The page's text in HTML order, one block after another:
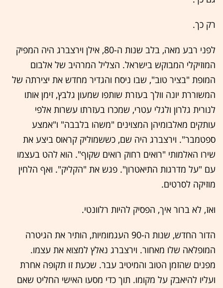
רק כך.
לפני רבע מאה, בלב שנות ה-80, אילן וירצברג היה המפיק
המוזיקלי המבוקש בישראל. הצליל המרהיב של אלבום
המופת "בציר טוב", שבו ניסח והגדיר מחדש את יצירתה של
המשוררת יונה וולך בעזרת שותפו שמעון גלבץ, זימן אותו
לנורית גלרון ולגלי עטרי, שמכרו בעזרתו עשרות אלפי
עותקים מאלבומיהן המצוינים "משהו בלבבה" ו"אמצע
ספטמבר". וירצברג היה שם, כששמוליק קראוס ביצע את
שירו האלמותי "רואים רחוק רואים שקוף". הוא להט בעצמו
עם "על מדרגות התיאטרון". פגש את "הקליק". ואף הלחין
מוזיקה לסרטים.
ואז, לא ברור איך, הפסיק להיות רלוונטי.
הדור החדש, שנות ה-90 העגמומיות, הותיר את הגיטרה
המופלאה שלו מאחור. וירצברג נאלץ למצוא את עצמו.
מפנים שהזמן הטוב והמיטיב עבר. שכעת זו תקופה אחרת
ועליו להיאבק על מקומו. תוך כדי מסעו האישי החליט שאם